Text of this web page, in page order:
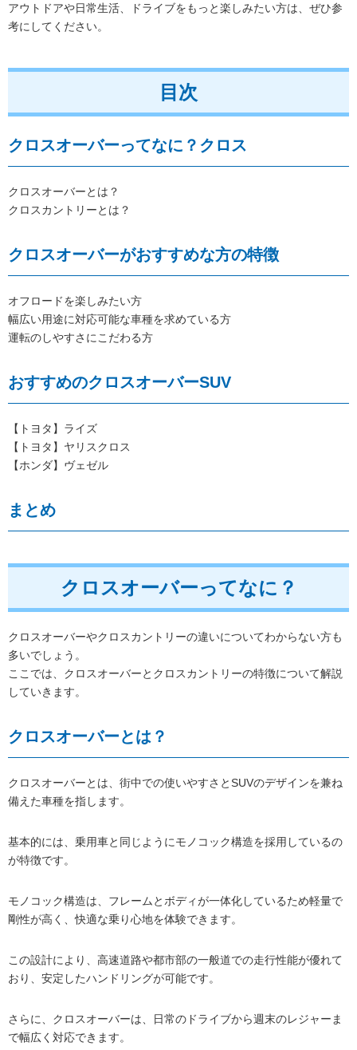
アウトドアや日常生活、ドライブをもっと楽しみたい方は、ぜひ参
考にしてください。
目次
クロスオーバーってなに？クロス
クロスオーバーとは？
クロスカントリーとは？
クロスオーバーがおすすめな方の特徴
オフロードを楽しみたい方
幅広い用途に対応可能な車種を求めている方
運転のしやすさにこだわる方
おすすめのクロスオーバーSUV
【トヨタ】ライズ
【トヨタ】ヤリスクロス
【ホンダ】ヴェゼル
まとめ
クロスオーバーってなに？
クロスオーバーやクロスカントリーの違いについてわからない方も
多いでしょう。
ここでは、クロスオーバーとクロスカントリーの特徴について解説
していきます。
クロスオーバーとは？
クロスオーバーとは、街中での使いやすさとSUVのデザインを兼ね
備えた車種を指します。
基本的には、乗用車と同じようにモノコック構造を採用しているの
が特徴です。
モノコック構造は、フレームとボディが一体化しているため軽量で
剛性が高く、快適な乗り心地を体験できます。
この設計により、高速道路や都市部の一般道での走行性能が優れて
おり、安定したハンドリングが可能です。
さらに、クロスオーバーは、日常のドライブから週末のレジャーま
で幅広く対応できます。